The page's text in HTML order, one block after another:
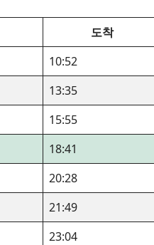
도착
10:52
13:35
15:55
18:41
20:28
21:49
23:04